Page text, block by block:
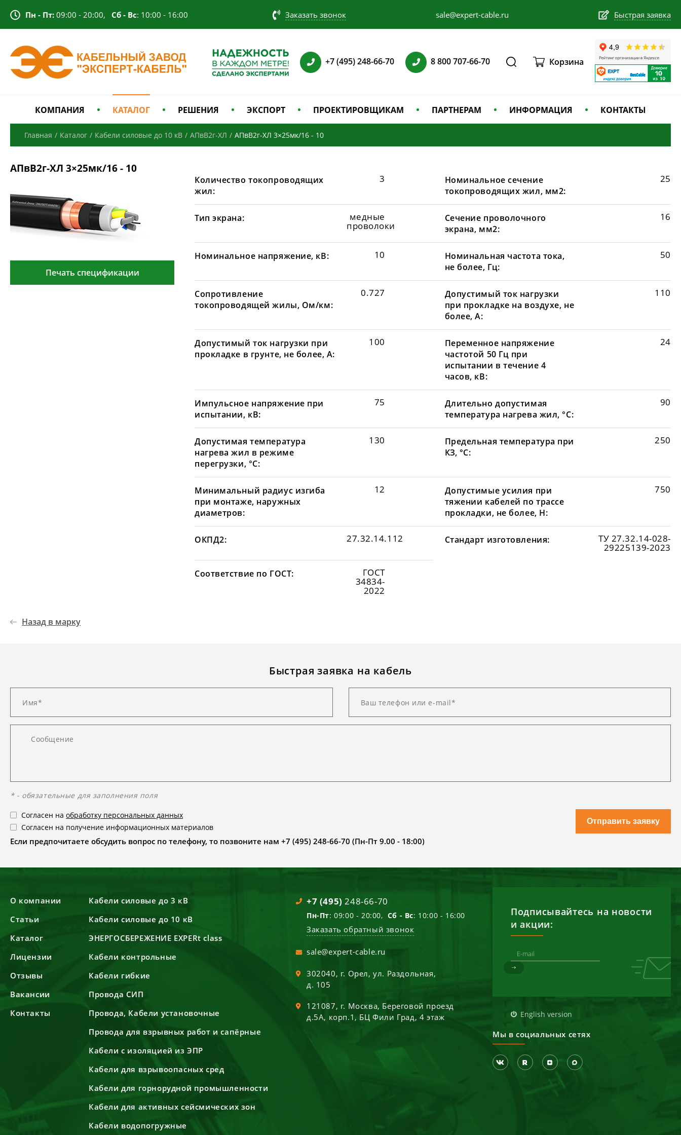
Пн - Пт: 09:00 - 20:00, Сб - Вс: 10:00 - 16:00 Заказать звонок sale@expert-cable.ru Быстрая заявка
+7 (495) 248-66-70 8 800 707-66-70 Корзина
КОМПАНИЯ КАТАЛОГ РЕШЕНИЯ ЭКСПОРТ ПРОЕКТИРОВЩИКАМ ПАРТНЕРАМ ИНФОРМАЦИЯ КОНТАКТЫ
Главная / Каталог / Кабели силовые до 10 кВ / АПвВ2г-ХЛ / АПвВ2г-ХЛ 3×25мк/16 - 10
АПвВ2г-ХЛ 3×25мк/16 - 10
Печать спецификации
Количество токопроводящих
жил:
3
Номинальное сечение
токопроводящих жил, мм2:
25
Тип экрана: медные
проволоки
Сечение проволочного
экрана, мм2:
16
Номинальное напряжение, кВ: 10
Номинальная частота тока,
не более, Гц:
50
Сопротивление
токопроводящей жилы, Ом/км:
0.727
Допустимый ток нагрузки
при прокладке на воздухе, не
более, А:
110
Допустимый ток нагрузки при
прокладке в грунте, не более, А:
100
Переменное напряжение
частотой 50 Гц при
испытании в течение 4
часов, кВ:
24
Импульсное напряжение при
испытании, кВ:
75
Длительно допустимая
температура нагрева жил, °С:
90
Допустимая температура
нагрева жил в режиме
перегрузки, °С:
130
Предельная температура при
КЗ, °С:
250
Минимальный радиус изгиба
при монтаже, наружных
диаметров:
12
Допустимые усилия при
тяжении кабелей по трассе
прокладки, не более, Н:
750
ОКПД2: 27.32.14.112 Стандарт изготовления: ТУ 27.32.14-028-
29225139-2023
Соответствие по ГОСТ: ГОСТ
34834-
2022
Назад в марку
Быстрая заявка на кабель
* - обязательные для заполнения поля
Согласен на обработку персональных данных
Согласен на получение информационных материалов
Если предпочитаете обсудить вопрос по телефону, то позвоните нам +7 (495) 248-66-70 (Пн-Пт 9.00 - 18:00)
Отправить заявку
О компании
Статьи
Каталог
Лицензии
Отзывы
Вакансии
Контакты
Кабели силовые до 3 кВ
Кабели силовые до 10 кВ
ЭНЕРГОСБЕРЕЖЕНИЕ EXPERt class
Кабели контрольные
Кабели гибкие
Провода СИП
Провода, Кабели установочные
Провода для взрывных работ и сапёрные
Кабели с изоляцией из ЭПР
Кабели для взрывоопасных сред
Кабели для горнорудной промышленности
Кабели для активных сейсмических зон
Кабели водопогружные
+7 (495) 248-66-70
Пн-Пт: 09:00 - 20:00, Сб - Вс: 10:00 - 16:00
Заказать обратный звонок
sale@expert-cable.ru
302040, г. Орел,ул. Раздольная,
д. 105
121087, г. Москва, Береговой проезд
д.5А, корп.1, БЦ Фили Град, 4 этаж
Подписывайтесь на новости
и акции:
English version
Мы в социальных сетях